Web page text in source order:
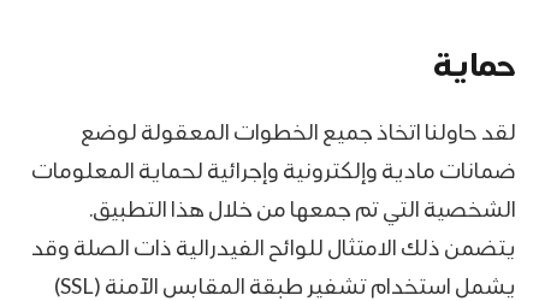
حماية
لقد حاولنا اتخاذ جميع الخطوات المعقولة لوضع
ضمانات مادية وإلكترونية وإجرائية لحماية المعلومات
الشخصية التي تم جمعها من خلال هذا التطبيق.
يتضمن ذلك الامتثال للوائح الفيدرالية ذات الصلة وقد
يشمل استخدام تشفير طبقة المقابس الآمنة (SSL)